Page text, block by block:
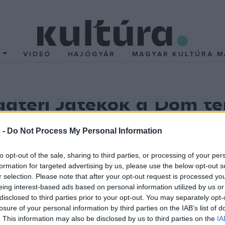
- Do Not Process My Personal Information
opt-out of the sale, sharing to third parties, or processing of your
for targeted advertising by us, please use the below opt-out
selection. Please note that after your opt-out request is processed
interest-based ads based on personal information utilized by us
to third parties prior to your opt-out. You may separately
of your personal information by third parties on the IAB’s list of
This information may also be disclosed by us to third parties on the
VIDEÓ HAJÓGYÁR MAGYAR KULTÚRA
Játékok a Dóm
előadásait a Szegedi Szabadtéri Játékok, hanem a
marad üresen – igaz, nem a megszokott színpadon és
indul az évad, ezt követően július 24-én és 25-én Szente
komédia, az Úrhatnám polgárfolytatja, majd aHófehérke és